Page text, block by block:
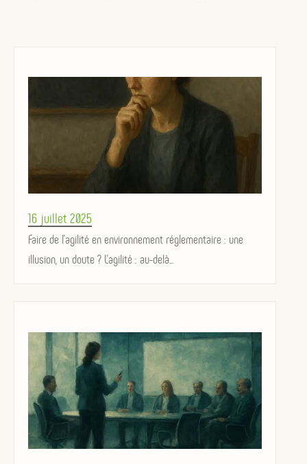
Posted
on
16 juillet 2025
Faire de l’agilité en environnement réglementaire : une
illusion, un doute ? L’agilité : au-delà...